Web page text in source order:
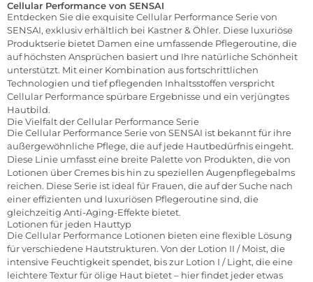
Cellular Performance von SENSAI
Entdecken Sie die exquisite Cellular Performance Serie von
SENSAI, exklusiv erhältlich bei Kastner & Öhler. Diese luxuriöse
Produktserie bietet Damen eine umfassende Pflegeroutine, die
auf höchsten Ansprüchen basiert und Ihre natürliche Schönheit
unterstützt. Mit einer Kombination aus fortschrittlichen
Technologien und tief pflegenden Inhaltsstoffen verspricht
Cellular Performance spürbare Ergebnisse und ein verjüngtes
Hautbild.
Die Vielfalt der Cellular Performance Serie
Die Cellular Performance Serie von SENSAI ist bekannt für ihre
außergewöhnliche Pflege, die auf jede Hautbedürfnis eingeht.
Diese Linie umfasst eine breite Palette von Produkten, die von
Lotionen über Cremes bis hin zu speziellen Augenpflegebalms
reichen. Diese Serie ist ideal für Frauen, die auf der Suche nach
einer effizienten und luxuriösen Pflegeroutine sind, die
gleichzeitig Anti-Aging-Effekte bietet.
Lotionen für jeden Hauttyp
Die Cellular Performance Lotionen bieten eine flexible Lösung
für verschiedene Hautstrukturen. Von der Lotion II / Moist, die
intensive Feuchtigkeit spendet, bis zur Lotion I / Light, die eine
leichtere Textur für ölige Haut bietet – hier findet jeder etwas